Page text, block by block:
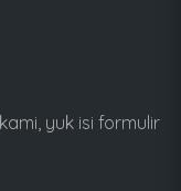
yuk isi formulir